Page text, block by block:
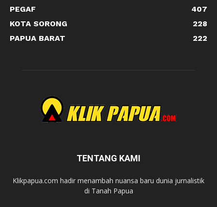
PEGAF
407
KOTA SORONG
228
PAPUA BARAT
222
TENTANG KAMI
Klikpapua.com hadir menambah nuansa baru dunia jurnalistik
di Tanah Papua